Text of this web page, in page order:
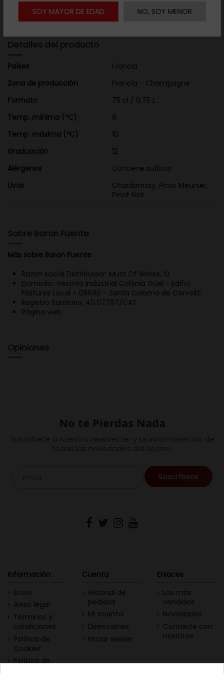
SOY MAYOR DE EDAD
NO, SOY MENOR
miel.Boca: Equilibrado, vinoso, bien estructurado. Redondo y
afrutado, es untuoso y gastronómico.
Detalles del producto
Países
Francia
Zona de producción
Francia - Champagne
Formato
75 cl / 0,75 L
Temp. mínima (ºC)
8
Temp. máxima (ºC)
10
Graduación
12
Alérgenos
Contiene sulfitos
Uvas
Chardonnay, Pinot Meunier,
Pinot Noir
Sobre Baron Fuente
Más sobre Baron Fuente
Razón social Distribuidor: Must Of Wines, SL
Domicilio: Recinto Industrial Colònia Güel - Edifci
Filatures Local - 08690 - Santa Coloma de Cervelló
Registro Sanitario: 40.07767/CAT
Página web:
Opiniones
No te Pierdas Nada
Información
Envío
Aviso legal
Términos y
condiciones
Política de
Cookies
Política de
Cuenta
Historial de
pedidos
Mi cuenta
Direcciones
Iniciar sesión
Enlaces
Los más
vendidos
Novedades
Contacte con
nosotros